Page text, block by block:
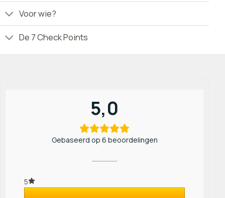
Voor wie?
De 7 Check Points
5,0
Gebaseerd op 6 beoordelingen
5